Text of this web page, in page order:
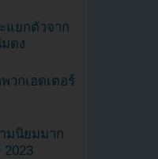
แยกตัวจาก
ดง
วกเฮดเตอร์
มนิยมมาก